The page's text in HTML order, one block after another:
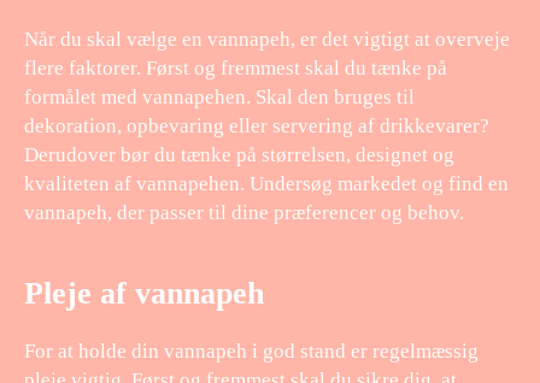
Når du skal vælge en vannapeh, er det vigtigt at overveje
flere faktorer. Først og fremmest skal du tænke på
formålet med vannapehen. Skal den bruges til
dekoration, opbevaring eller servering af drikkevarer?
Derudover bør du tænke på størrelsen, designet og
kvaliteten af vannapehen. Undersøg markedet og find en
vannapeh, der passer til dine præferencer og behov.
Pleje af vannapeh
For at holde din vannapeh i god stand er regelmæssig